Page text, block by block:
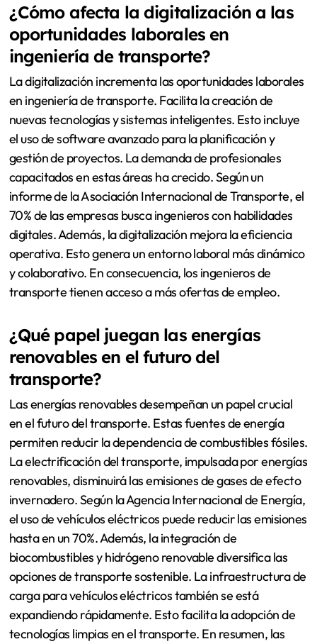
¿Cómo afecta la digitalización a las
oportunidades laborales en
ingeniería de transporte?
La digitalización incrementa las oportunidades laborales
en ingeniería de transporte. Facilita la creación de
nuevas tecnologías y sistemas inteligentes. Esto incluye
el uso de software avanzado para la planificación y
gestión de proyectos. La demanda de profesionales
capacitados en estas áreas ha crecido. Según un
informe de la Asociación Internacional de Transporte, el
70% de las empresas busca ingenieros con habilidades
digitales. Además, la digitalización mejora la eficiencia
operativa. Esto genera un entorno laboral más dinámico
y colaborativo. En consecuencia, los ingenieros de
transporte tienen acceso a más ofertas de empleo.
¿Qué papel juegan las energías
renovables en el futuro del
transporte?
Las energías renovables desempeñan un papel crucial
en el futuro del transporte. Estas fuentes de energía
permiten reducir la dependencia de combustibles fósiles.
La electrificación del transporte, impulsada por energías
renovables, disminuirá las emisiones de gases de efecto
invernadero. Según la Agencia Internacional de Energía,
el uso de vehículos eléctricos puede reducir las emisiones
hasta en un 70%. Además, la integración de
biocombustibles y hidrógeno renovable diversifica las
opciones de transporte sostenible. La infraestructura de
carga para vehículos eléctricos también se está
expandiendo rápidamente. Esto facilita la adopción de
tecnologías limpias en el transporte. En resumen, las